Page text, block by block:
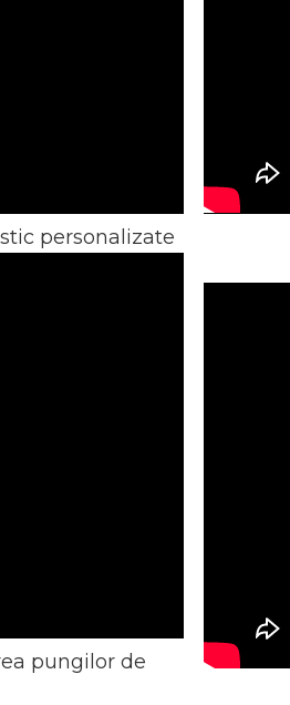
personalizate
pungilor de